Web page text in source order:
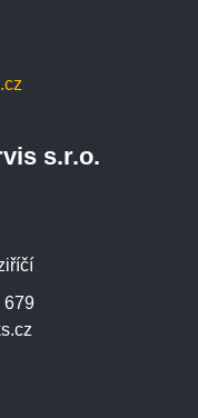
s.r.o.
679